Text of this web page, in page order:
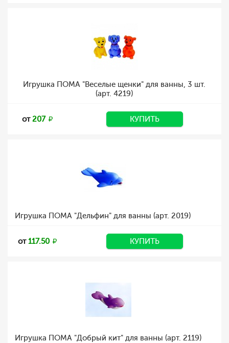
Игрушка ПОМА "Веселые щенки" для ванны, 3 шт.
(арт. 4219)
от207 КУПИТЬ
Игрушка ПОМА "Дельфин" для ванны (арт. 2019)
от117.50 КУПИТЬ
Игрушка ПОМА "Добрый кит" для ванны (арт. 2119)